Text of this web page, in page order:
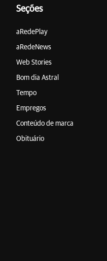
Seções
aRedePlay
aRedeNews
Web Stories
Bom dia Astral
Tempo
Empregos
Conteúdo de marca
Obituário